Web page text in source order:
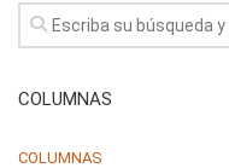
COLUMNAS
COLUMNAS